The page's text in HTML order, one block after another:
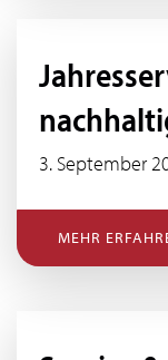
3. September
MEHR